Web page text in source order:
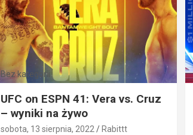
Bez kategorii
UFC on ESPN 41: Vera vs. Cruz
– wyniki na żywo
sobota, 13 sierpnia, 2022 Rabittt